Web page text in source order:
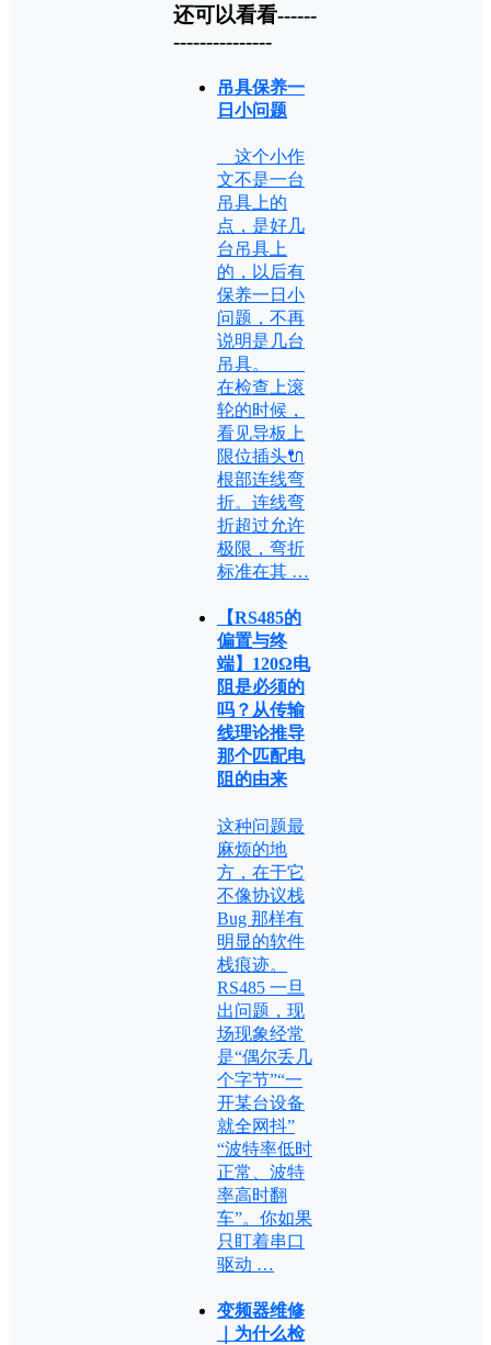
还可以看看------
---------------
吊具保养一
日小问题
这个小作
文不是一台
吊具上的
点，是好几
台吊具上
的，以后有
保养一日小
问题，不再
说明是几台
吊具。
在检查上滚
轮的时候，
看见导板上
限位插头🔌
根部连线弯
折。连线弯
折超过允许
极限，弯折
标准在其 …
【RS485的
偏置与终
端】120Ω电
阻是必须的
吗？从传输
线理论推导
那个匹配电
阻的由来
这种问题最
麻烦的地
方，在于它
不像协议栈
Bug 那样有
明显的软件
栈痕迹。
RS485 一旦
出问题，现
场现象经常
是“偶尔丢几
个字节”“一
开某台设备
就全网抖”
“波特率低时
正常、波特
率高时翻
车”。你如果
只盯着串口
驱动 …
变频器维修
｜为什么检